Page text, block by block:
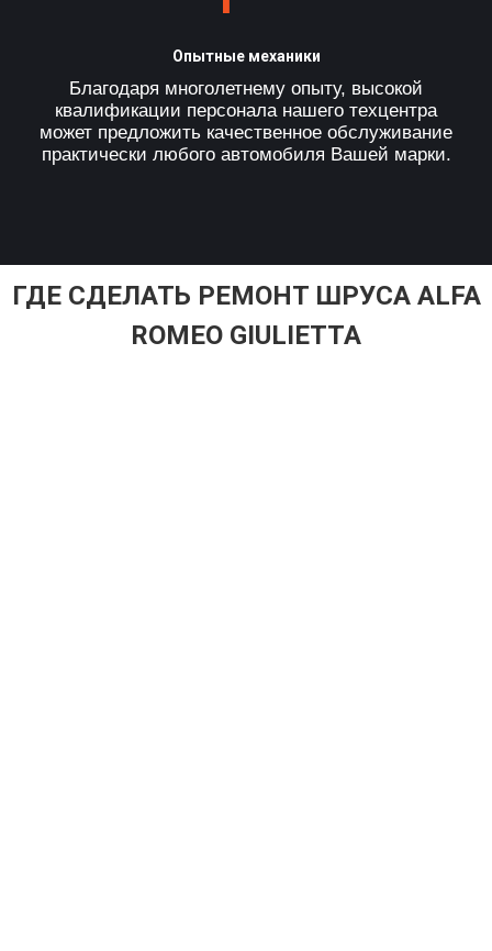
Опытные механики
Благодаря многолетнему опыту, высокой
квалификации персонала нашего техцентра
может предложить качественное обслуживание
практически любого автомобиля Вашей марки.
ГДЕ СДЕЛАТЬ РЕМОНТ ШРУСА ALFA
ROMEO GIULIETTA